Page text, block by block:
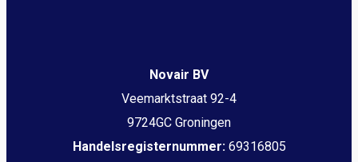
Novair BV
Veemarktstraat 92-4
9724GC Groningen
Handelsregisternummer:69316805